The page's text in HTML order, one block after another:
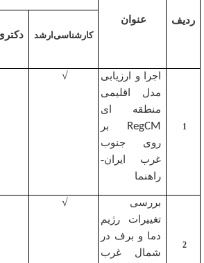
عنوان
کارشناسی‌ارشد دکتری
اجرا و ارزیابی
مدل اقلیمی
منطقه ای
RegCM
بر
روی جنوب
غرب ایران
√
تغییرات رژیم
دما و برف در
شمال غرب
ا